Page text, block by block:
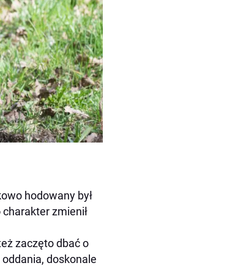
hodowany był
zmienił
zaczęto dbać o
doskonale